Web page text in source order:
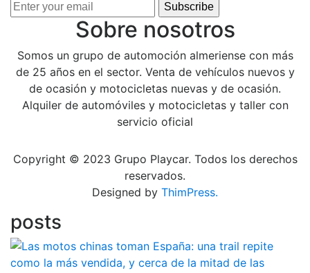
Subscribe
Sobre nosotros
Somos un grupo de automoción almeriense con más
de 25 años en el sector. Venta de vehículos nuevos y
de ocasión y motocicletas nuevas y de ocasión.
Alquiler de automóviles y motocicletas y taller con
servicio oficial
Copyright © 2023 Grupo Playcar. Todos los derechos
reservados.
Designed by ThimPress.
posts